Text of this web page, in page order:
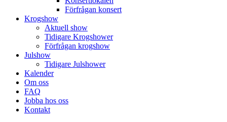
Förfrågan konsert
Krogshow
Aktuell show
Tidigare Krogshower
Förfrågan krogshow
Julshow
Tidigare Julshower
Kalender
Om oss
FAQ
Jobba hos oss
Kontakt